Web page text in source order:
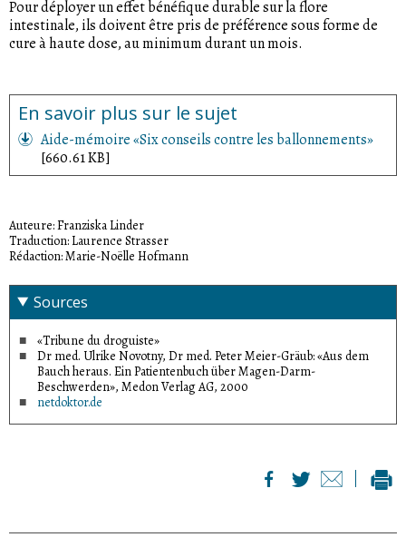
Pour déployer un effet bénéfique durable sur la flore
intestinale, ils doivent être pris de préférence sous forme de
cure à haute dose, au minimum durant un mois.
En savoir plus sur le sujet
Aide-mémoire «Six conseils contre les ballonnements»
[660.61 KB]
Auteure: Franziska Linder
Traduction: Laurence Strasser
Rédaction: Marie-Noëlle Hofmann
Sources
«Tribune du droguiste»
Dr med. Ulrike Novotny, Dr med. Peter Meier-Gräub: «Aus dem
Bauch heraus. Ein Patientenbuch über Magen-Darm-
Beschwerden», Medon Verlag AG, 2000
netdoktor.de